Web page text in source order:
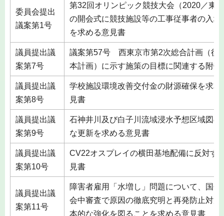
委員会提出
議案第1号
第32回オリンピック競技大会（2020／東
の開会式に競技施設等の工事従事者の入場
を求める意見書
議員提出議
案第7号
議案第57号 西東京市第2次総合計画（後
本計画）に示す施策の目標に関連する附帯
議員提出議
案第8号
学校施設環境改善交付金の財源確保を求め
見書
議員提出議
案第9号
石神井川及び白子川流域浸水予想区域図の
な更新を求める意見書
議員提出議
案第10号
CV22オスプレイの横田基地配備に反対す
見書
議員提出議
案第11号
障害者雇用「水増し」問題について、国会
会中審査で原因の徹底究明と再発防止対策
本的な強化を図ることを求める意見書